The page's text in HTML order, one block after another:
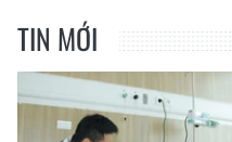
TIN MỚI